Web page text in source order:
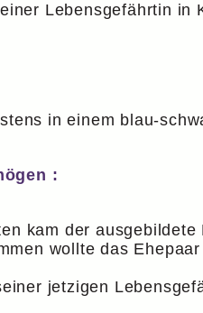
Lebensgefährtin in
in einem blau-
:
kam der
wollte das
jetzigen